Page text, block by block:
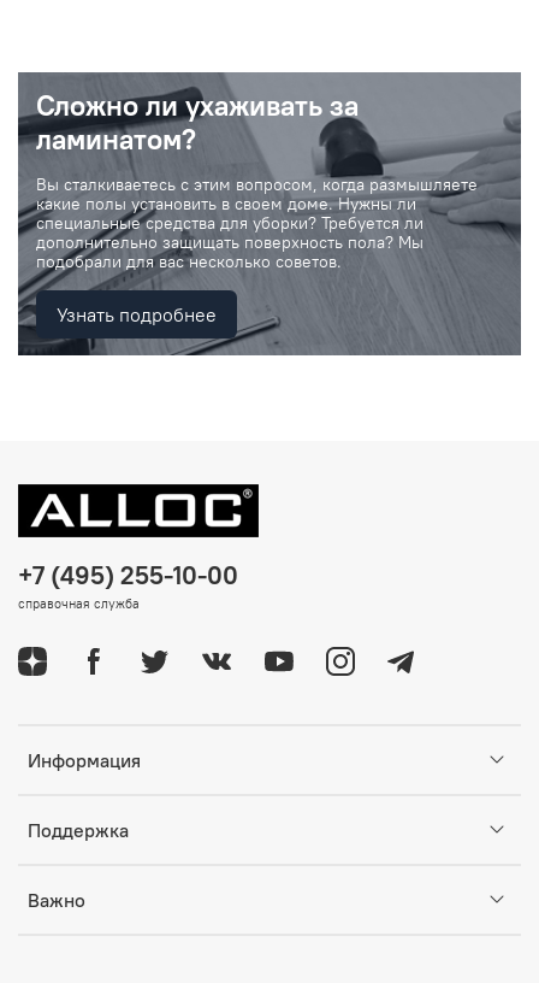
Сложно ли ухаживать за
ламинатом?
Вы сталкиваетесь с этим вопросом, когда размышляете
какие полы установить в своем доме. Нужны ли
специальные средства для уборки? Требуется ли
дополнительно защищать поверхность пола? Мы
подобрали для вас несколько советов.
Узнать подробнее
Информация
Поддержка
Важно
+7 (495) 255-10-00
справочная служба